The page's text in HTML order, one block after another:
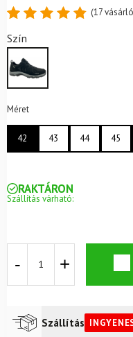
4.88
5-ből,
értékelés
alapján
(17
Szín
Méret
42 43 44 45
RAKTÁRON
Szállítás várható:
cipő
GTX
Szállítás